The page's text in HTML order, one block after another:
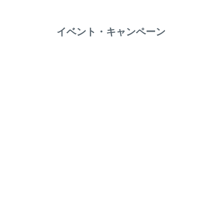
イベント・キャンペーン